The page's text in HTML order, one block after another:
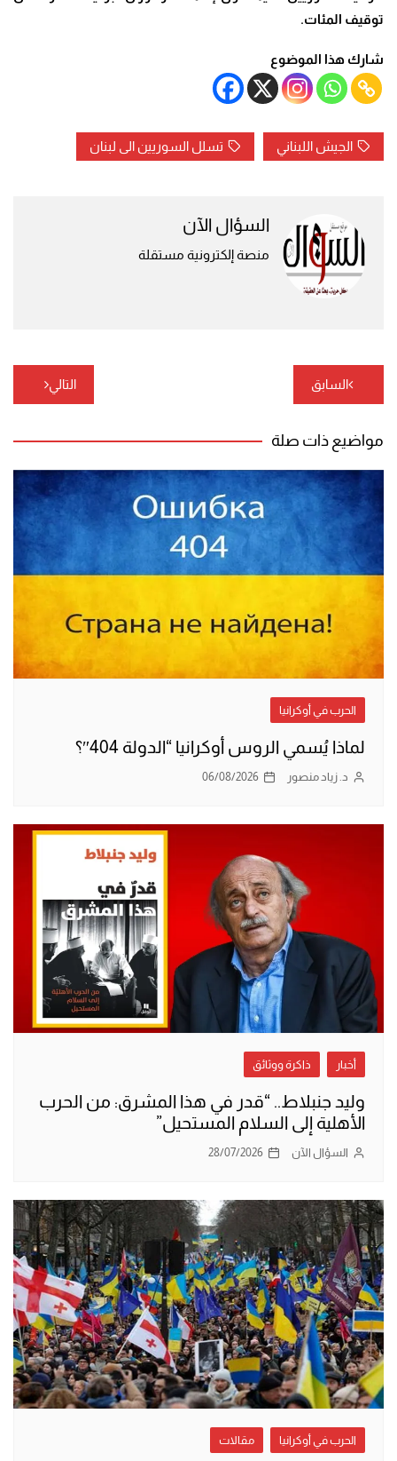
توقيف المئات.
شارك هذا الموضوع
الجيش اللبناني تسلل السوريين الى لبنان
السؤال الآن
منصة إلكترونية مستقلة
تصفّح
المقالات
السابق التالي
مواضيع ذات صلة
الحرب في أوكرانيا
لماذا يُسمي الروس أوكرانيا “الدولة 404″؟
د. زياد منصور 06/08/2026
أخبار ذاكرة ووثائق
وليد جنبلاط.. “قدر في هذا المشرق: من الحرب
الأهلية إلى السلام المستحيل”
السؤال الآن 28/07/2026
الحرب في أوكرانيا مقالات